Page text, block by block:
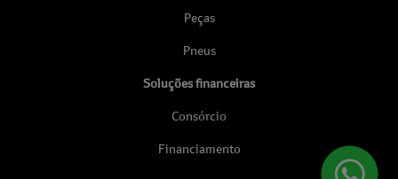
Peças
Pneus
Soluções financeiras
Consórcio
Financiamento